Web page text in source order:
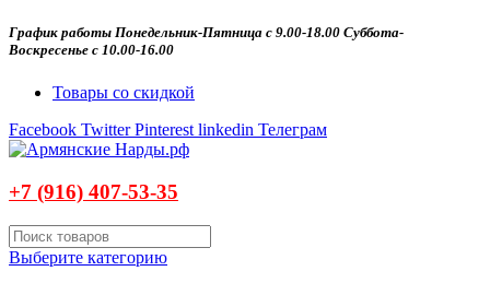
График работы Понедельник-Пятница с 9.00-18.00 Суббота-
Воскресенье с 10.00-16.00
Товары со скидкой
Facebook Twitter Pinterest linkedin Телеграм
+7 (916) 407-53-35
Выберите категорию